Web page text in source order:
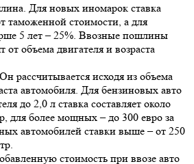
Для новых иномарок ставка
таможенной стоимости, а для
5 лет – 25%. Ввозные пошлины
от объема двигателя и возраста
рассчитывается исходя из объема
автомобиля. Для бензиновых авто
до 2,0 л ставка составляет около
для более мощных – до 300 евро за
автомобилей ставки выше – от 250
стоимость при ввозе авто